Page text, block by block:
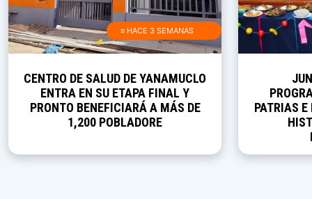
≡ HACE 3 SEMANAS
CENTRO DE SALUD DE YANAMUCLO
ENTRA EN SU ETAPA FINAL Y
PRONTO BENEFICIARÁ A MÁS DE
1,200 POBLADORE
PATRIAS